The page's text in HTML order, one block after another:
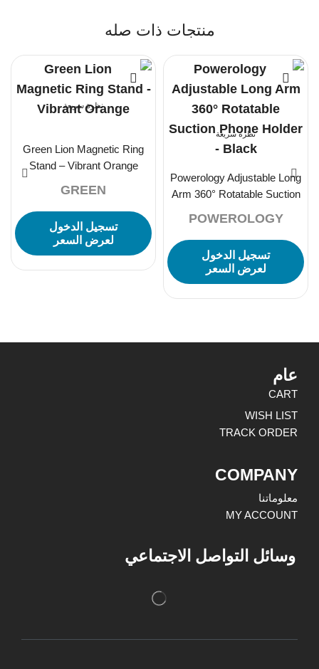
منتجات ذات صله
نظرة سريعة
Powerology Adjustable Long
Arm 360° Rotatable Suction
POWEROLOGY
تسجيل الدخول
لعرض السعر
نظرة سريعة
Green Lion Magnetic Ring
Stand – Vibrant Orange
GREEN
تسجيل الدخول
لعرض السعر
عام
CART
WISH LIST
TRACK ORDER
COMPANY
معلوماتنا
MY ACCOUNT
وسائل التواصل الاجتماعي